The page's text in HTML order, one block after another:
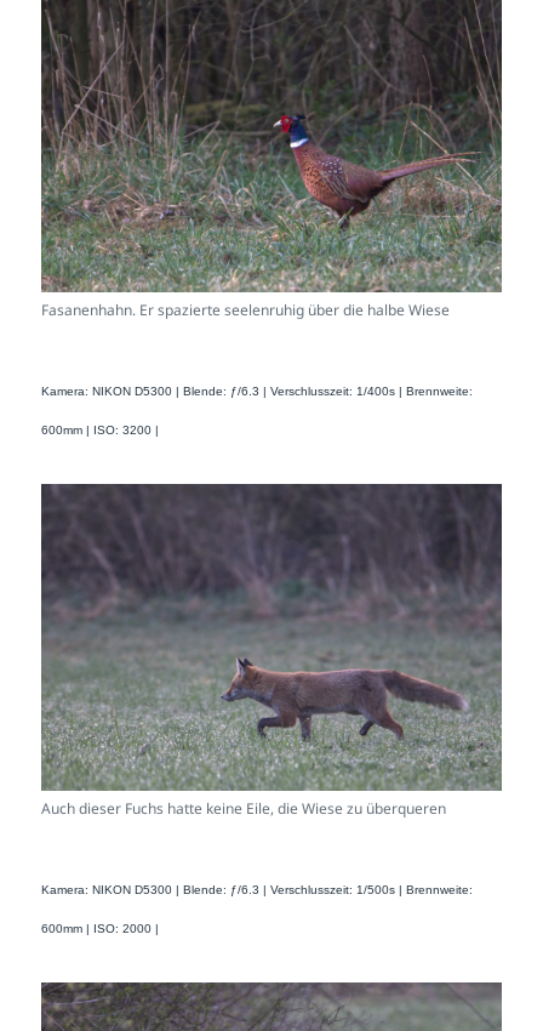
Fasanenhahn. Er spazierte seelenruhig über die halbe Wiese
Kamera: NIKON D5300 | Blende: ƒ/6.3 | Verschlusszeit: 1/400s | Brennweite:
600mm | ISO: 3200 |
Auch dieser Fuchs hatte keine Eile, die Wiese zu überqueren
Kamera: NIKON D5300 | Blende: ƒ/6.3 | Verschlusszeit: 1/500s | Brennweite:
600mm | ISO: 2000 |